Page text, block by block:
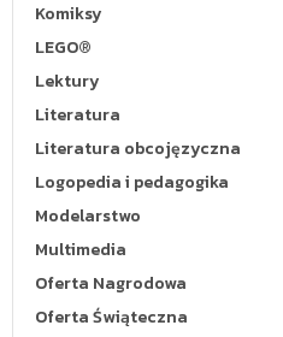
Komiksy
LEGO®
Lektury
Literatura
Literatura obcojęzyczna
Logopedia i pedagogika
Modelarstwo
Multimedia
Oferta Nagrodowa
Oferta Świąteczna